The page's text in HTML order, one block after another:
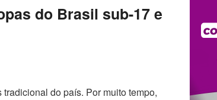
do Brasil sub-17 e
do país. Por muito tempo,